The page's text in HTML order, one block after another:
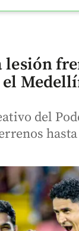
lesión
el
del